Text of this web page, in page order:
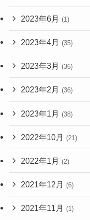
2023年6月 (1)
2023年4月 (35)
2023年3月 (36)
2023年2月 (36)
2023年1月 (38)
2022年10月 (21)
2022年1月 (2)
2021年12月 (6)
2021年11月 (1)